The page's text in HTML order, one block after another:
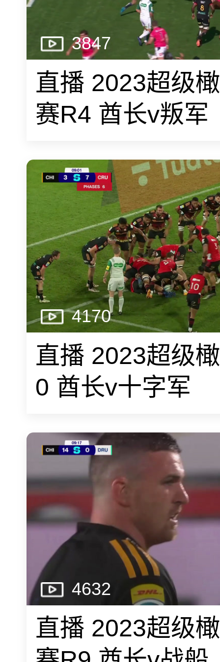
3847
直播 2023超级
赛R4 酋长v叛军
4170
直播 2023超级
0 酋长v十字军
4632
直播 2023超级